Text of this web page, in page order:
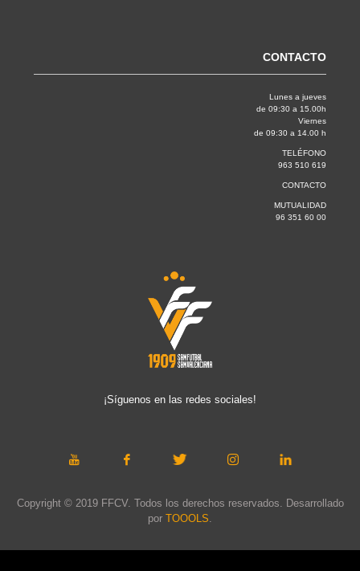
CONTACTO
Lunes a jueves
de 09:30 a 15.00h
Viernes
de 09:30 a 14.00 h
TELÉFONO
963 510 619
CONTACTO
MUTUALIDAD
96 351 60 00
¡Síguenos en las redes sociales!
Copyright © 2019 FFCV. Todos los derechos reservados. Desarrollado
por TOOOLS